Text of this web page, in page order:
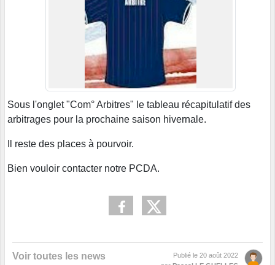
Sous l'onglet "Com° Arbitres" le tableau récapitulatif des
arbitrages pour la prochaine saison hivernale.
Il reste des places à pourvoir.
Bien vouloir contacter notre PCDA.
Voir toutes les news Publié le 20 août 2022